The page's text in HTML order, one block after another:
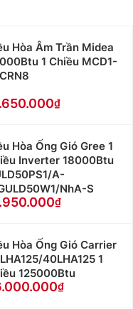
Hòa Âm Trần Midea
1 Chiều MCD1-
Hòa Ống Gió Gree 1
Inverter 18000Btu
A-
NhA-S
Hòa Ống Gió Carrier
40LHA125 1
125000Btu